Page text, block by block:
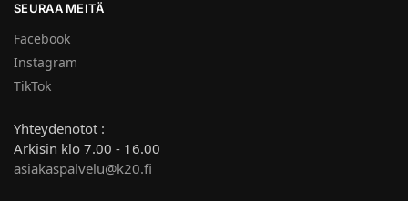
SEURAA MEITÄ
Facebook
Instagram
TikTok
Yhteydenotot :
Arkisin klo 7.00 - 16.00
asiakaspalvelu@k20.fi